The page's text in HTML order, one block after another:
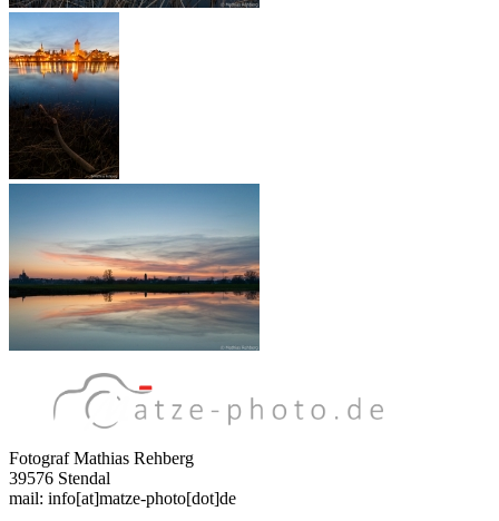
Fotograf Mathias Rehberg
39576 Stendal
mail: info[at]matze-photo[dot]de